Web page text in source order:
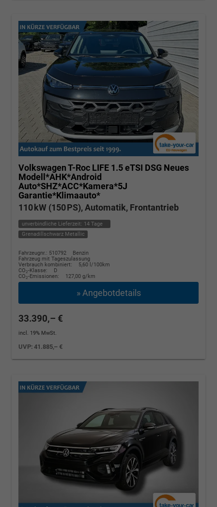
Volkswagen T-Roc LIFE 1.5 eTSI DSG Neues
Modell*AHK*Android
Auto*SHZ*ACC*Kamera*5J
Garantie*Klimaauto*
110 kW (150 PS), Automatik, Frontantrieb
unverbindliche Lieferzeit: 14 Tage
Grenadillschwarz Metallic
Fahrzeugnr.: 510792
Benzin
Fahrzeug mit Tageszulassung
Verbrauch kombiniert:
5,60 l/100km
CO2-Klasse:
D
CO2-Emissionen: 127,00 g/km
» Angebotdetails
33.390,– €
incl. 19% MwSt.
UVP:41.885,– €